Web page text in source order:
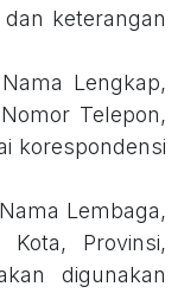
keterangan
Lengkap,
Telepon,
korespondensi
Lembaga,
Kota, Provinsi,
digunakan